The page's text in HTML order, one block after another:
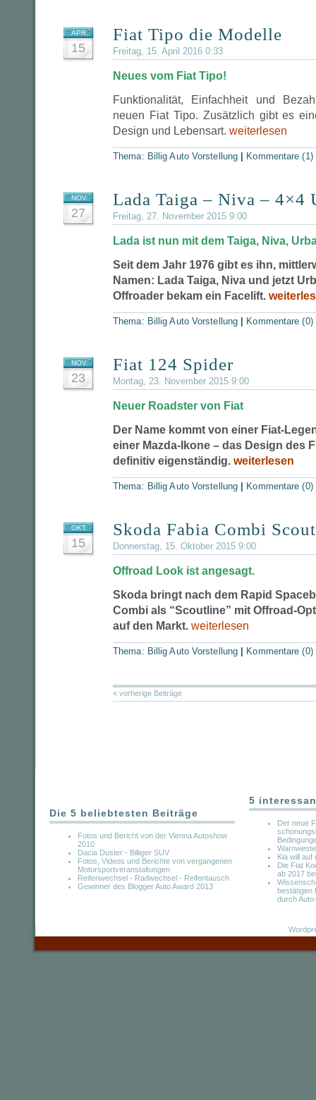
APR.
15
Fiat Tipo die Modelle
Freitag, 15. April 2016 0:33
Neues vom Fiat Tipo!
Funktionalität, Einfachheit und
neuen Fiat Tipo. Zusätzlich gibt es
Design und Lebensart. weiterlesen
Thema: Billig Auto Vorstellung Kommentare (1)
NOV.
27
Lada Taiga – Niva – 4×4
Freitag, 27. November 2015 9:00
Lada ist nun mit dem Taiga, Niva,
Seit dem Jahr 1976 gibt es ihn,
Namen: Lada Taiga, Niva und jetzt
Offroader bekam ein Facelift.
Thema: Billig Auto Vorstellung Kommentare (0)
NOV.
23
Fiat 124 Spider
Montag, 23. November 2015 9:00
Neuer Roadster von Fiat
Der Name kommt von einer Fiat-
einer Mazda-Ikone – das Design des
definitiv eigenständig. weiterlesen
Thema: Billig Auto Vorstellung Kommentare (0)
OKT.
15
Skoda Fabia Combi
Donnerstag, 15. Oktober 2015 9:00
Offroad Look ist angesagt.
Skoda bringt nach dem Rapid
Combi als “Scoutline” mit Offroad-
auf den Markt. weiterlesen
Thema: Billig Auto Vorstellung Kommentare (0)
« vorherige Beiträge
Die 5 beliebtesten Beiträge
Fotos und Bericht von der Vienna Autoshow
2010
Dacia Duster - Billiger SUV
Fotos, Videos und Berichte von vergangenen
Motorsportveranstaltungen
Reifenwechsel - Radwechsel - Reifentausch
Gewinner des Blogger Auto Award 2013
5
Der neue
Kia will
Die Fiat
ab 2017
bestätigen
durch